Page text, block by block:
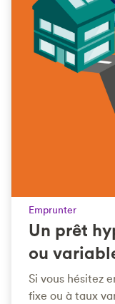
Emprunter
Un prêt
ou
Si vous hésitez
fixe ou à taux